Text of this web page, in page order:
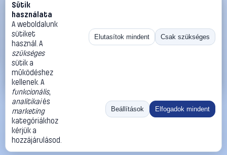
#3050808
Blickle 939664 B-PO 150G-ELS-FS Acéllemez rögzített
görgő KerékØ: 150 mm Teherbírás (max.): 400 kg 1 db
Blickle Görgők, kerekek
51 990 Ft
Kosárba
«
Ugrás:
Méret:
Rendezés:
©2026
ThermoScope
ÁSZF
Cégbemutató
Sütik
használata
A weboldalunk
sütiket
használ. A
szükséges
sütik a
működéshez
kellenek. A
funkcionális,
analitikaiés
marketing
kategóriákhoz
kérjük a
hozzájárulásod.
Elutasítok mindent Csak szükséges
Beállítások Elfogadok mindent